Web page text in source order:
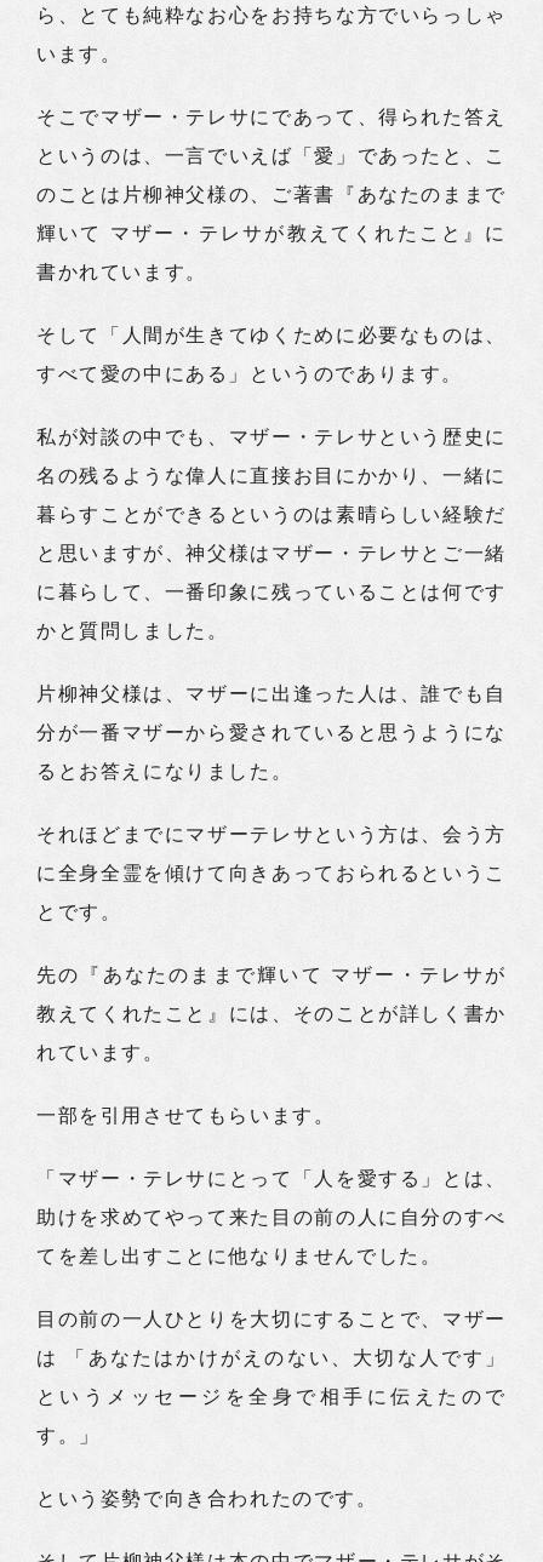
ら、とても純粋なお心をお持ちな方でいらっしゃ
います。
そこでマザー・テレサにであって、得られた答え
というのは、一言でいえば「愛」であったと、こ
のことは片柳神父様の、ご著書『あなたのままで
輝いて マザー・テレサが教えてくれたこと』に
書かれています。
そして「人間が生きてゆくために必要なものは、
すべて愛の中にある」というのであります。
私が対談の中でも、マザー・テレサという歴史に
名の残るような偉人に直接お目にかかり、一緒に
暮らすことができるというのは素晴らしい経験だ
と思いますが、神父様はマザー・テレサとご一緒
に暮らして、一番印象に残っていることは何です
かと質問しました。
片柳神父様は、マザーに出逢った人は、誰でも自
分が一番マザーから愛されていると思うようにな
るとお答えになりました。
それほどまでにマザーテレサという方は、会う方
に全身全霊を傾けて向きあっておられるというこ
とです。
先の『あなたのままで輝いて マザー・テレサが
教えてくれたこと』には、そのことが詳しく書か
れています。
一部を引用させてもらいます。
「マザー・テレサにとって「人を愛する」とは、
助けを求めてやって来た目の前の人に自分のすべ
てを差し出すことに他なりませんでした。
目の前の一人ひとりを大切にすることで、マザー
は 「あなたはかけがえのない、大切な人です」
というメッセージを全身で相手に伝えたので
す。」
という姿勢で向き合われたのです。